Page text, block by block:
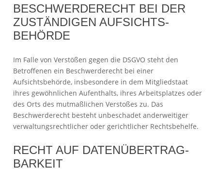
BESCHWERDE­RECHT BEI DER
ZUSTÄNDIGEN AUFSICHTS­
BEHÖRDE
Im Falle von Verstößen gegen die DSGVO steht den
Betroffenen ein Beschwerderecht bei einer
Aufsichtsbehörde, insbesondere in dem Mitgliedstaat
ihres gewöhnlichen Aufenthalts, ihres Arbeitsplatzes oder
des Orts des mutmaßlichen Verstoßes zu. Das
Beschwerderecht besteht unbeschadet anderweitiger
verwaltungsrechtlicher oder gerichtlicher Rechtsbehelfe.
RECHT AUF DATEN­ÜBERTRAG­
BARKEIT